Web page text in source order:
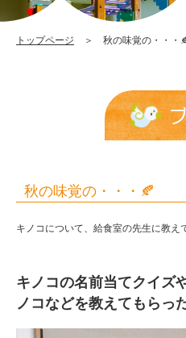
トップページ ＞ 秋の味覚の・・・
秋の味覚の・・・🍂
キノコについて、給食室の先生に教え
キノコの名前当てクイズ
ノコなどを教えてもらっ